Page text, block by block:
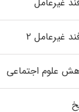
غیرعامل ۲
علوم اجتماعی